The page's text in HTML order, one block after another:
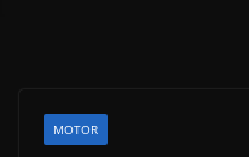
MOTOR